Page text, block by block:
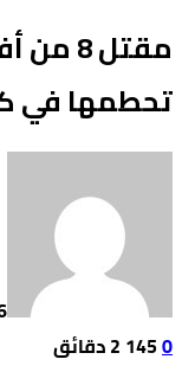
تحطمها في
0
145 2 ‫دقائق‬